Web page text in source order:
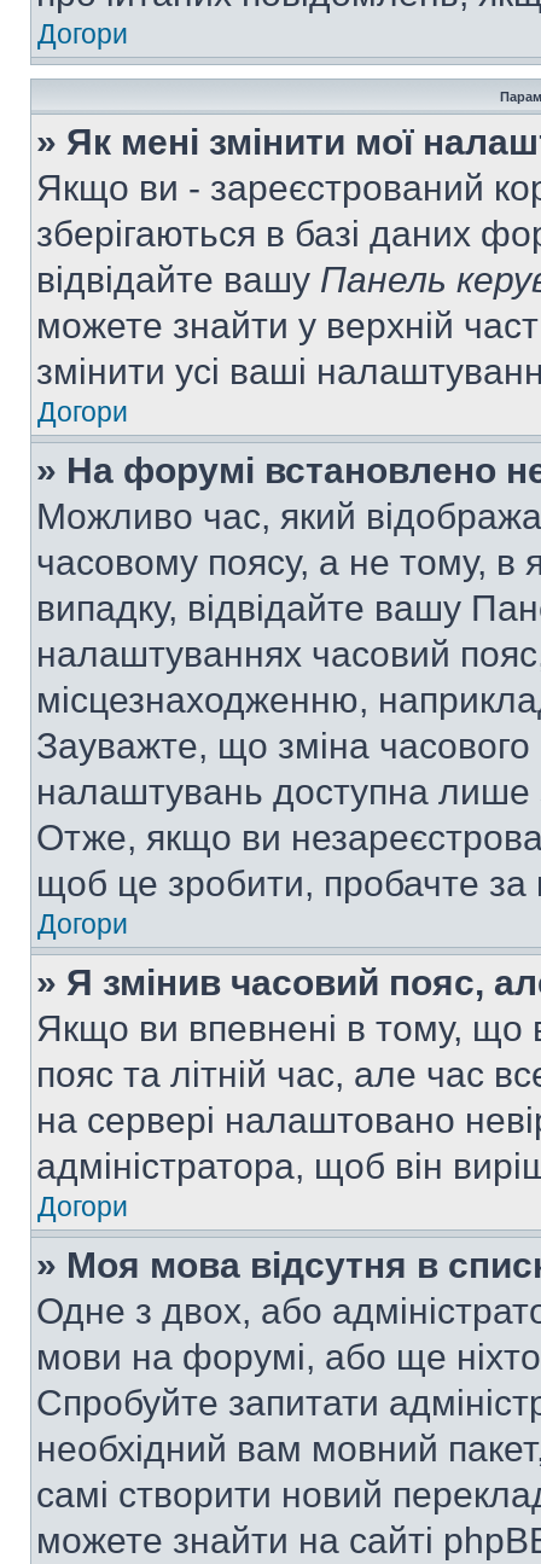
Догори
» Як мені змінити мої
Якщо ви - зареєстрований
зберігаються в базі даних
відвідайте вашу Панель
можете знайти у верхній
змінити усі ваші
Догори
» На форумі встановлено
Можливо час, який
часовому поясу, а не тому, в
випадку, відвідайте вашу
налаштуваннях часовий
місцезнаходженню,
Зауважте, що зміна часового
налаштувань доступна лише
Отже, якщо ви
щоб це зробити, пробачте за
Догори
» Я змінив часовий пояс,
Якщо ви впевнені в тому, що
пояс та літній час, але час
на сервері налаштовано
адміністратора, щоб він
Догори
» Моя мова відсутня в
Одне з двох, або
мови на форумі, або ще
Спробуйте запитати
необхідний вам мовний
самі створити новий
можете знайти на сайті